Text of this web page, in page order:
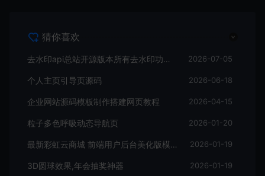
猜你喜欢
去水印api总站开源版本所有去水印功能在本地实现 2026-07-05
个人主页引导页源码 2026-06-18
企业网站源码模板制作搭建网页教程 2026-04-15
粒子多色呼吸动态导航页 2026-01-20
最新彩虹云商城 前端用户后台美化版模版源码 2026-01-19
3D圆球效果,年会抽奖神器 2026-01-19